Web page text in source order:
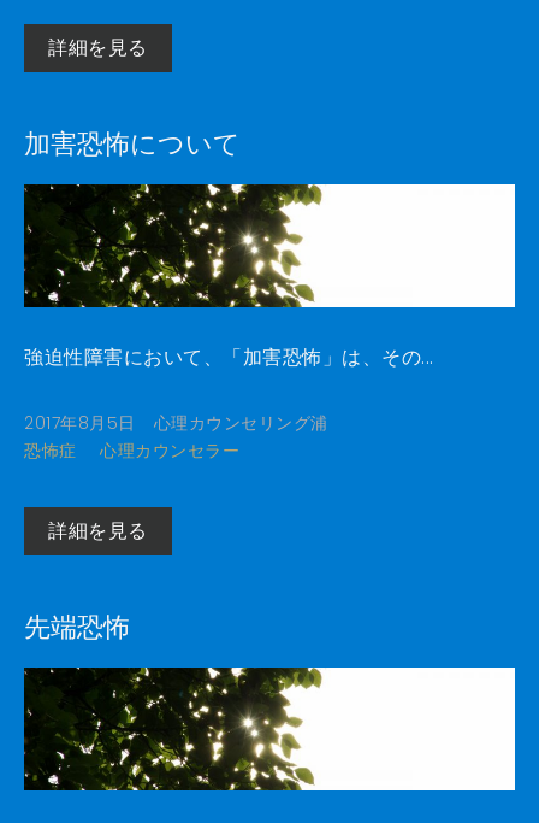
詳細を見る
加害恐怖について
強迫性障害において、「加害恐怖」は、その...
2017年8月5日
心理カウンセリング浦
恐怖症
心理カウンセラー
詳細を見る
先端恐怖